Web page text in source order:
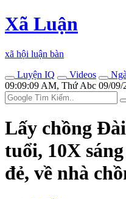
Xã Luận
xã hội luận bàn
Luyện IQ
Videos
09:09:09 AM, Thứ Abc 09/09/
Lấy chồng
tuổi, 10X
đẻ, về nhà